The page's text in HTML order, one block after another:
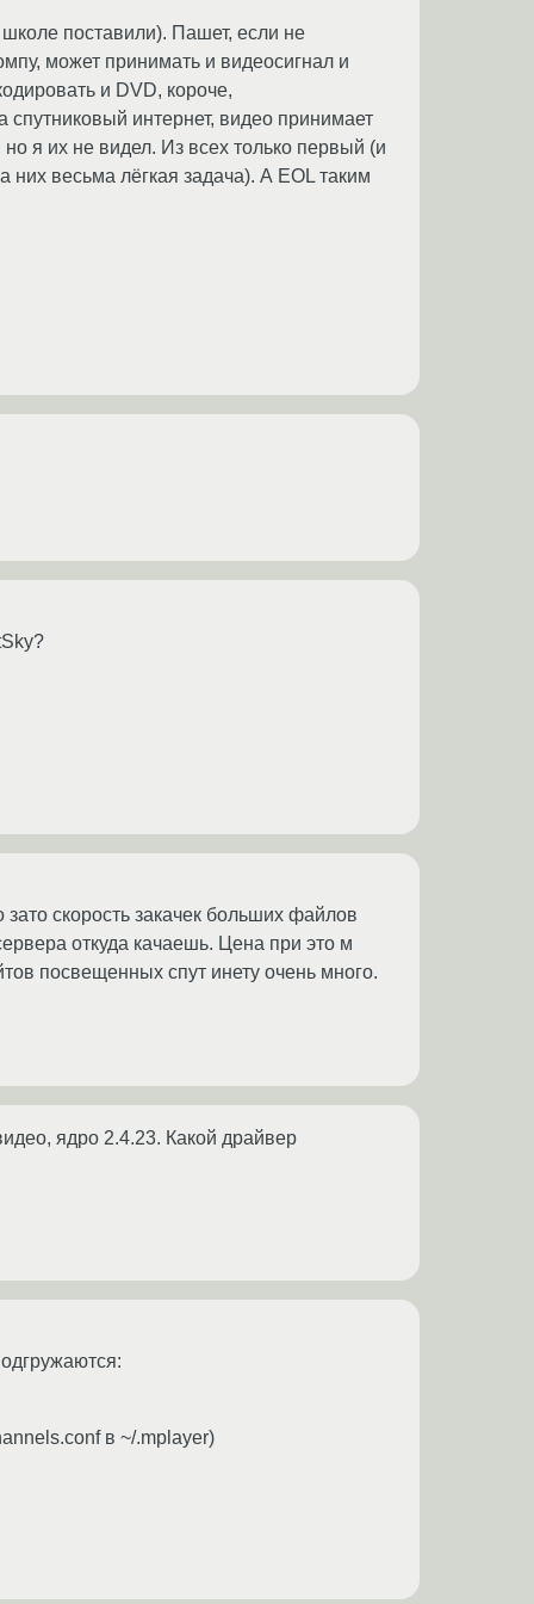
поставили). Пашет, если не
может принимать и видеосигнал и
и DVD, короче,
интернет, видео принимает
я их не видел. Из всех только первый (и
весьма лёгкая задача). А EOL таким
скорость закачек больших файлов
откуда качаешь. Цена при это м
посвещенных спут инету очень много.
ядро 2.4.23. Какой драйвер
в ~/.mplayer)